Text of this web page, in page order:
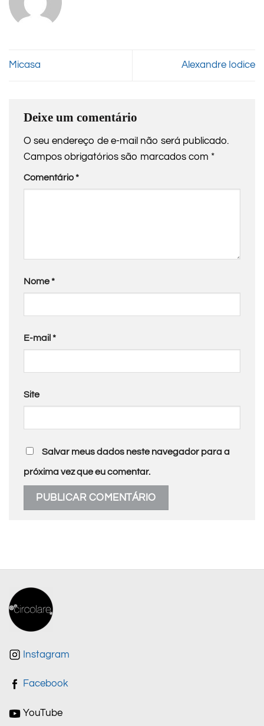
Micasa Alexandre Iodice
Deixe um comentário
O seu endereço de e-mail não será publicado.
Campos obrigatórios são marcados com *
Comentário*
Nome*
E-mail *
Site
Salvar meus dados neste navegador para a
próxima vez que eu comentar.
Instagram
Facebook
YouTube